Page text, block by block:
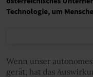
Technologie, um
Wenn unser
gerät, hat das